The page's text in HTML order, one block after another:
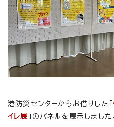
港防災センターからお借りした「
イレ展 」のパネルを展示しました。